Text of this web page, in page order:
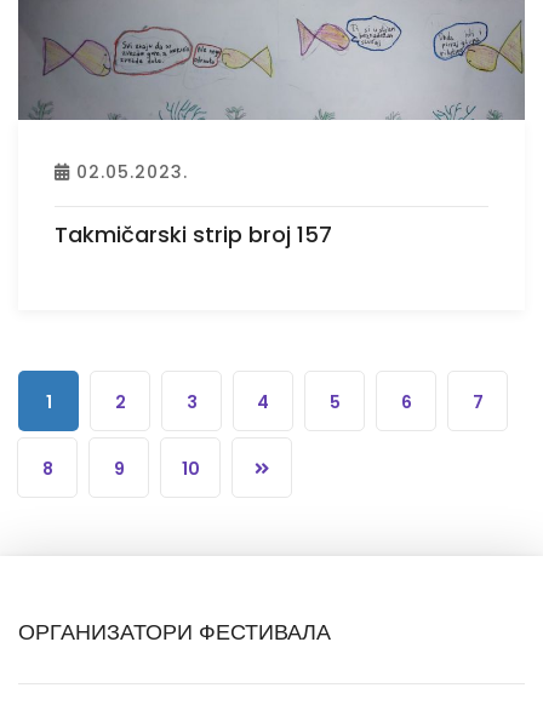
02.05.2023.
Takmičarski strip broj 157
1 2 3 4 5 6 7
8 9 10
ОРГАНИЗАТОРИ ФЕСТИВАЛА